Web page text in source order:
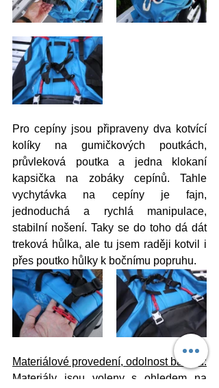
Pro cepíny jsou připraveny dva kotvící
kolíky na gumičkových poutkách,
průvleková poutka a jedna klokaní
kapsička na zobáky cepínů. Tahle
vychytávka na cepíny je fajn,
jednoduchá a rychlá manipulace,
stabilní nošení. Taky se do toho dá dát
treková hůlka, ale tu jsem raději kotvil i
přes poutko hůlky k bočnímu popruhu.
Materiálové provedení, odolnost batohu:
Materiály jsou voleny s ohledem na